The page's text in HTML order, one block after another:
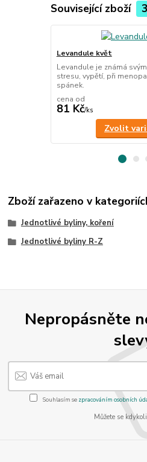
Související zboží 3
Levandule květ
Levandule je známá
stresu, vypětí, při
spánek.
cena od
81 Kč/ks
Zvolit
Zboží zařazeno v
Jednotlivé byliny, koření
Jednotlivé byliny R-Z
Nepropásněte
Souhlasím se zpracováním osobních
Můžete se